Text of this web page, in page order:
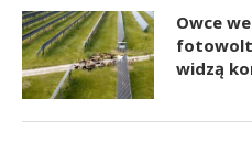
Owce
widzą